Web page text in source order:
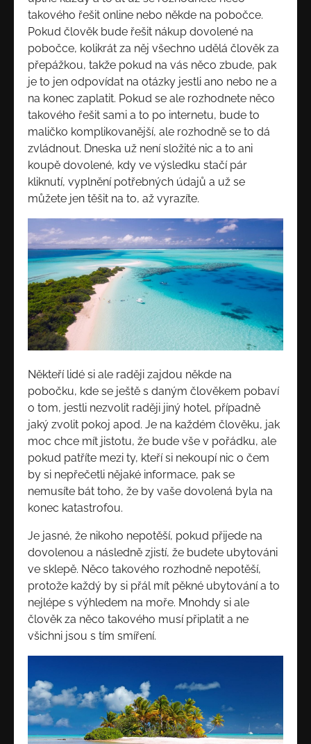
takového řešit online nebo někde na pobočce.
Pokud člověk bude řešit nákup dovolené na
pobočce, kolikrát za něj všechno udělá člověk za
přepážkou, takže pokud na vás něco zbude, pak
je to jen odpovídat na otázky jestli ano nebo ne a
na konec zaplatit. Pokud se ale rozhodnete něco
takového řešit sami a to po internetu, bude to
maličko komplikovanější, ale rozhodně se to dá
zvládnout. Dneska už není složité nic a to ani
koupě dovolené, kdy ve výsledku stačí pár
kliknutí, vyplnění potřebných údajů a už se
můžete jen těšit na to, až vyrazíte.
Někteří lidé si ale raději zajdou někde na
pobočku, kde se ještě s daným člověkem pobaví
o tom, jestli nezvolit raději jiný hotel, případně
jaký zvolit pokoj apod. Je na každém člověku, jak
moc chce mít jistotu, že bude vše v pořádku, ale
pokud patříte mezi ty, kteří si nekoupí nic o čem
by si nepřečetli nějaké informace, pak se
nemusíte bát toho, že by vaše dovolená byla na
konec katastrofou.
Je jasné, že nikoho nepotěší, pokud přijede na
dovolenou a následně zjistí, že budete ubytováni
ve sklepě. Něco takového rozhodně nepotěší,
protože každý by si přál mít pěkné ubytování a to
nejlépe s výhledem na moře. Mnohdy si ale
člověk za něco takového musí připlatit a ne
všichni jsou s tím smíření.